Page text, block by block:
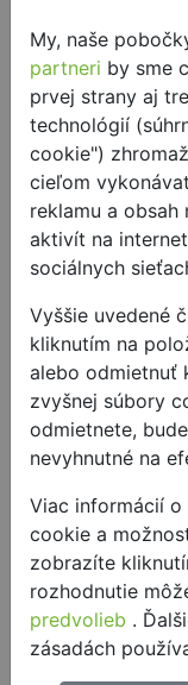
V súlade s
po
nárok na 1
Po odoslaní
ktorom
potvrďte.
požiadavka
Tým je Vaša
Darčeky
Vašej
Vybrať si
Panvica Nordic
Detský set
Set ploskačky
Varič na jedno
Predlžovací kábel
My, naše
partneri by sme
prvej strany aj
technológií
cookie")
cieľom
reklamu a obsah
aktivít na
sociálnych
Vyššie uvedené
kliknutím na
alebo odmietnuť
zvyšnej súbory
odmietnete,
nevyhnutné na
Viac informácií
cookie a
zobrazíte
rozhodnutie
predvolieb .
zásadách